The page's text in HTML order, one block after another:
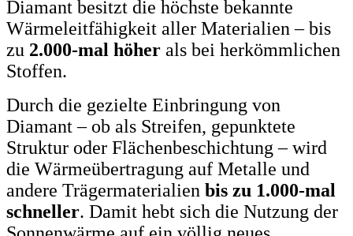
Diamant besitzt die höchste bekannte
Wärmeleitfähigkeit aller Materialien – bis
zu 2.000-mal höher als bei herkömmlichen
Stoffen.
Durch die gezielte Einbringung von
Diamant – ob als Streifen, gepunktete
Struktur oder Flächenbeschichtung – wird
die Wärmeübertragung auf Metalle und
andere Trägermaterialien bis zu 1.000-mal
schneller. Damit hebt sich die Nutzung der